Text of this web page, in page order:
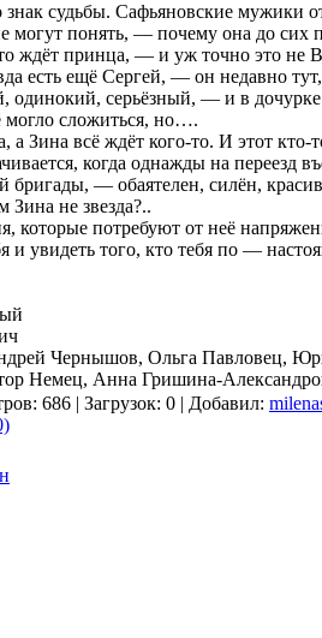
знак судьбы. Сафьяновские мужики
могут понять, — почему она до
ждёт принца, — и уж точно это
есть ещё Сергей, — он недавно тут,
серьёзный, — и в дочурке
могло сложиться, но….
а Зина всё ждёт кого-то. И этот
когда однажды на переезд
бригады, — обаятелен, силён,
не звезда?..
которые потребуют от неё
и увидеть того, кто тебя по —
Чернышов, Ольга Павловец,
Немец, Анна Гришина-
686 | Загрузок: 0 | Добавил: